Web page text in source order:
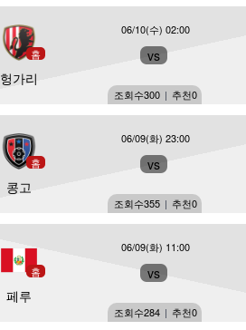
홈
헝가리
vs
06/10(수) 02:00
조회수300 | 추천0
홈
콩고
vs
06/09(화) 23:00
조회수355 | 추천0
홈
페루
vs
06/09(화) 11:00
조회수284 | 추천0